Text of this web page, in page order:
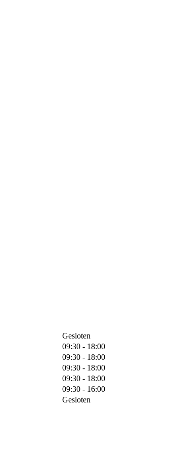
Gesloten
09:30 - 18:00
09:30 - 18:00
09:30 - 18:00
09:30 - 18:00
09:30 - 16:00
Gesloten